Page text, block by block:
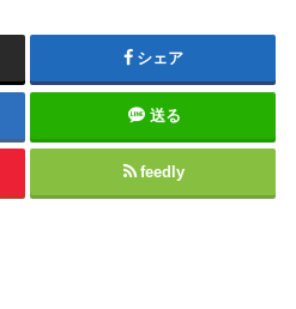
シェア
送る
feedly